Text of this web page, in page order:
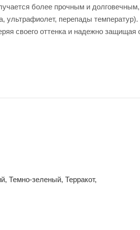
более прочным и долговечным,
ультрафиолет, перепады температур).
своего оттенка и надежно защищая
Темно-зеленый, Терракот,